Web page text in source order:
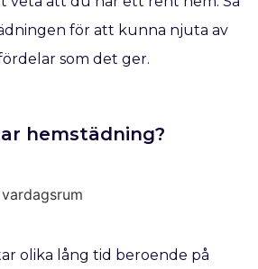
för att kunna njuta av
som det ger.
hemstädning?
olika lång tid beroende på